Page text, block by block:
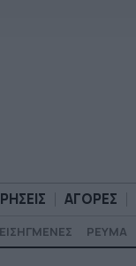
ΑΓΟΡΕΣ
ΕΙΣΗΓΜΕΝΕΣ ΡΕΥΜΑ